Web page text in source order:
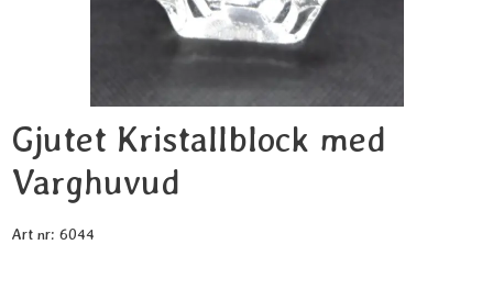
Gjutet Kristallblock med
Varghuvud
Art nr: 6044